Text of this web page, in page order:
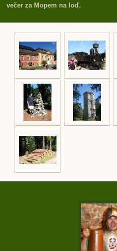
večer za Mopem na loď.